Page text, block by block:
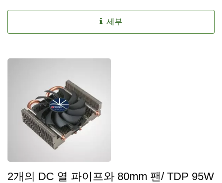
세부
2개의 DC 열 파이프와 80mm 팬/ TDP 95W